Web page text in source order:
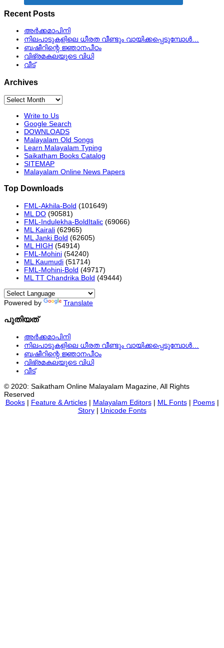
Recent Posts
അർക്കമാപിനി
നിലപാടുകളിലെ ധീരത വീണ്ടും വായിക്കപ്പെടുമ്പോള്‍…
ബഷീറിന്റെ ജ്ഞാനപീഠം
വിഭ്രമകലയുടെ വിധി
വീട്
Archives
Archives
Write to Us
Google Search
DOWNLOADS
Malayalam Old Songs
Learn Malayalam Typing
Saikatham Books Catalog
SITEMAP
Malayalam Online News Papers
Top Downloads
FML-Akhila-Bold (101649)
ML DO (90581)
FML-Indulekha-BoldItalic (69066)
ML Kairali (62965)
ML Janki Bold (62605)
ML HIGH (54914)
FML-Mohini (54240)
ML Kaumudi (51714)
FML-Mohini-Bold (49717)
ML TT Chandrika Bold (49444)
Powered by Translate
പുതിയത്
അർക്കമാപിനി
നിലപാടുകളിലെ ധീരത വീണ്ടും വായിക്കപ്പെടുമ്പോള്‍…
ബഷീറിന്റെ ജ്ഞാനപീഠം
വിഭ്രമകലയുടെ വിധി
വീട്
© 2020: Saikatham Online Malayalam Magazine, All Rights
Reserved
Books| Feature & Articles| Malayalam Editors| ML Fonts| Poems|
Story| Unicode Fonts